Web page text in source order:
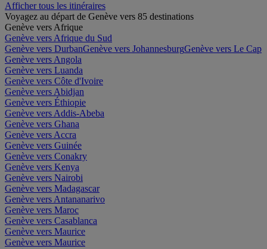
Afficher tous les itinéraires
Voyagez au départ de Genève vers 85 destinations
Genève vers Afrique
Genève vers Afrique du Sud
Genève vers DurbanGenève vers JohannesburgGenève vers Le Cap
Genève vers Angola
Genève vers Luanda
Genève vers Côte d'Ivoire
Genève vers Abidjan
Genève vers Éthiopie
Genève vers Addis-Abeba
Genève vers Ghana
Genève vers Accra
Genève vers Guinée
Genève vers Conakry
Genève vers Kenya
Genève vers Nairobi
Genève vers Madagascar
Genève vers Antananarivo
Genève vers Maroc
Genève vers Casablanca
Genève vers Maurice
Genève vers Maurice